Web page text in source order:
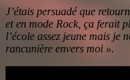
J’étais persuadé que
et en mode Rock, ça ferait
l’école assez jeune mais je
rancunière envers moi ».